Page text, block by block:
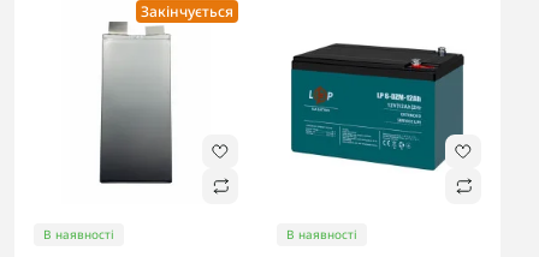
Закінчується
В наявності В наявності